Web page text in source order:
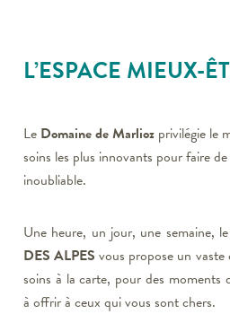
L’ESPACE MIEUX-
Le Domaine de Marlioz privilégie le
soins les plus innovants pour faire
inoubliable.
Une heure, un jour, une semaine,
DES ALPES vous propose un
soins à la carte, pour des moments
à offrir à ceux qui vous sont chers.